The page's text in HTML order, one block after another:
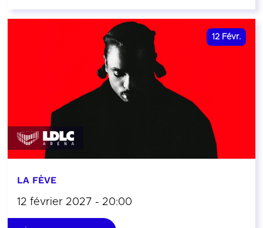
12 Févr.
LA FÈVE
12 février 2027 - 20:00